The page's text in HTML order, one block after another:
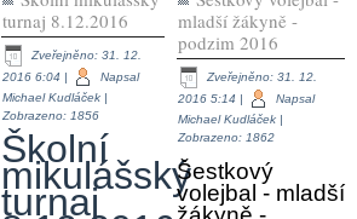
turnaj 8.12.2016
Zveřejněno: 31. 12.
2016 6:04 |
Napsal
Michael Kudláček |
Zobrazeno: 1856
Školní
mikulášský
turnaj
mladší žákyně -
podzim 2016
Zveřejněno: 31. 12.
2016 5:14 |
Napsal
Michael Kudláček |
Zobrazeno: 1862
Šestkový
volejbal - mladší